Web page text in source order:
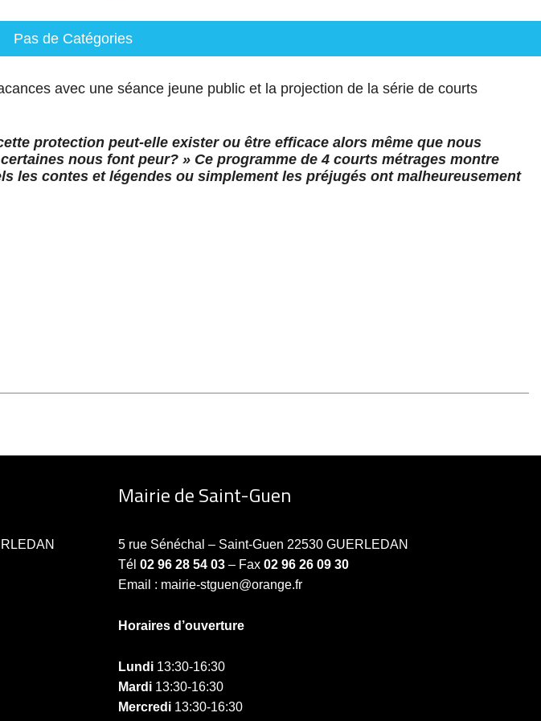
Pas de Catégories
avec une séance jeune public et la projection de la série de courts
protection peut-elle exister ou être efficace alors même que nous
nous font peur? » Ce programme de 4 courts métrages montre
les contes et légendes ou simplement les préjugés ont malheureusement
Mairie de Saint-Guen
5 rue Sénéchal – Saint-Guen 22530 GUERLEDAN
Tél02 96 28 54 03 – Fax02 96 26 09 30
Email : mairie-stguen@orange.fr
Horaires d’ouverture
Lundi 13:30-16:30
Mardi 13:30-16:30
Mercredi 13:30-16:30